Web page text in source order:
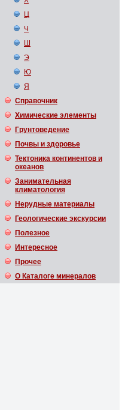
Ц
Ч
Ш
Э
Ю
Я
Справочник
Химические элементы
Грунтоведение
Почвы и здоровье
Тектоника континентов и
океанов
Занимательная
климатология
Нерудные материалы
Геологические экскурсии
Полезное
Интересное
Прочее
О Каталоге минералов